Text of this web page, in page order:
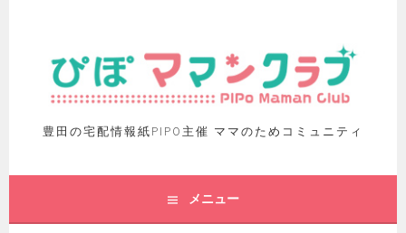
豊田の宅配情報紙PIPO主催 ママのためコミュニティ
メニュー